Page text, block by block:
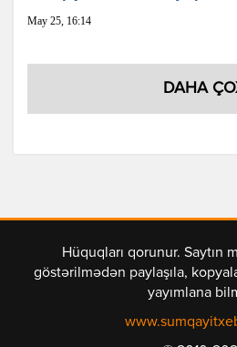
May 25, 16:14
DAHA
Hüquqları qorunur. Saytın
göstərilmədən paylaşıla,
yayımlana